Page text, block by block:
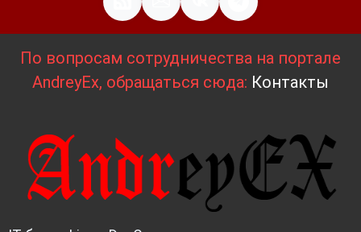
По вопросам сотрудничества на портале
AndreyEx, обращаться сюда: Контакты